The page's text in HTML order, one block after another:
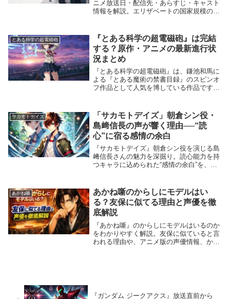
ニメ放送日・配信先・あらすじ・キャスト
情報を解説。エリザベートの国家規模の復
とある科学の超電磁砲
『とある科学の超電磁砲』は完結
する？原作・アニメの最新進行状
況まとめ
『とある科学の超電磁砲』は、鎌池和馬に
よる『とある魔術の禁書目録』のスピンオ
フ作品として人気を博している作品です。
か？ そして、シリーズは完結するのか？
今回は、...
サカモトデイズ
「サカモトデイズ」朝倉シン役・
島﨑信長の声が響く理由──“読
心”に宿る感情の余白
『サカモトデイズ』朝倉シン役を演じる島
﨑信長さんの魅力を深掘り。読心能力を持
つキャラに込められた“感情の余白”を、声
あかね噺
あかね噺のからしにモデルはい
る？友保に似てる理由と声優を徹
底解説
『あかね噺』のからしにモデルはいるのか
をわかりやすく解説。友保に似ていると言
われる理由や、アニメ版の声優情報、から
『ガンダム ジークアクス』放送直前から